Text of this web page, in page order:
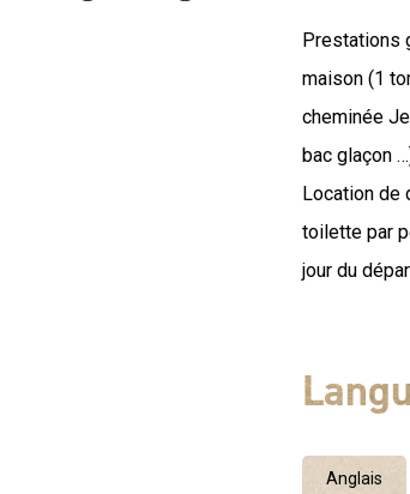
piscine
« Taranis »,
histoire.
myrtilles
d'automne
Prestations
maison (1
cheminée
bac glaçon
Location de
toilette par
jour du
Anglais